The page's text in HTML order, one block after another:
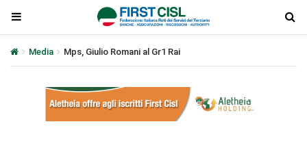
Media Mps, Giulio Romani al Gr1 Rai